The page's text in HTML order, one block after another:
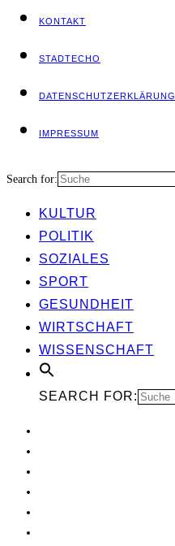
KON­TAKT
STADT­ECHO
DATEN­SCHUTZ­ER­KLÄ­RUNG
IMPRES­SUM
Search for:
KUL­TUR
POLI­TIK
SOZIA­LES
SPORT
GESUND­HEIT
WIRT­SCHAFT
WIS­SEN­SCHAFT
SEARCH FOR: